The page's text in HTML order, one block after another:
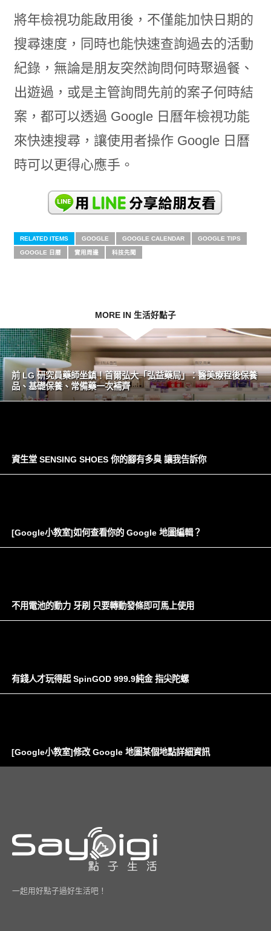
將年檢視功能啟用後，不僅能加快日期的
搜尋速度，同時也能快速查詢過去的活動
紀錄，無論是朋友突然詢問何時聚過餐、
出遊過，或是主管詢問先前的案子何時結
案，都可以透過 Google 日曆年檢視功能
來快速搜尋，讓使用者操作 Google 日曆
時可以更得心應手。
RELATED ITEMS GOOGLE GOOGLE CALENDAR GOOGLE TIPS
GOOGLE 日曆 實用周邊 科技先聞
MORE IN 生活好點子
前 LG 研究員藥師坐鎮！首爾弘大「弘益藥局」：醫美療程後保養
品、基礎保養、常備藥一次補齊
資生堂 SENSING SHOES 你的腳有多臭 讓我告訴你
[Google小教室]如何查看你的 Google 地圖編輯？
不用電池的動力 牙刷 只要轉動發條即可馬上使用
有錢人才玩得起 SpinGOD 999.9純金 指尖陀螺
[Google小教室]修改 Google 地圖某個地點詳細資訊
一起用好點子過好生活吧！